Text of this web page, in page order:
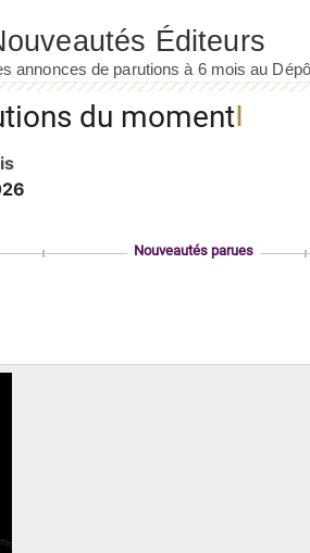
du moment
Nouveautés parues